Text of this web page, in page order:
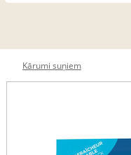
Kārumi suņiem